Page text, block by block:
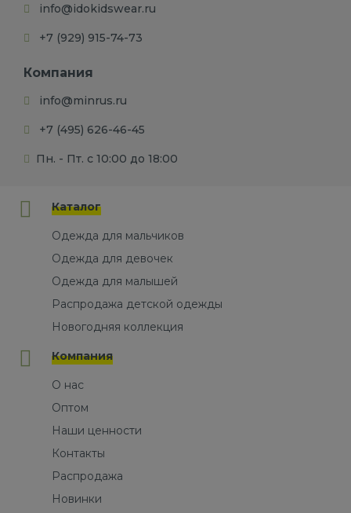
info@idokidswear.ru
+7 (929) 915-74-73
Компания
info@minrus.ru
+7 (495) 626-46-45
Пн. - Пт. с 10:00 до 18:00
Каталог
Одежда для мальчиков
Одежда для девочек
Одежда для малышей
Распродажа детской одежды
Новогодняя коллекция
Компания
О нас
Оптом
Наши ценности
Контакты
Распродажа
Новинки